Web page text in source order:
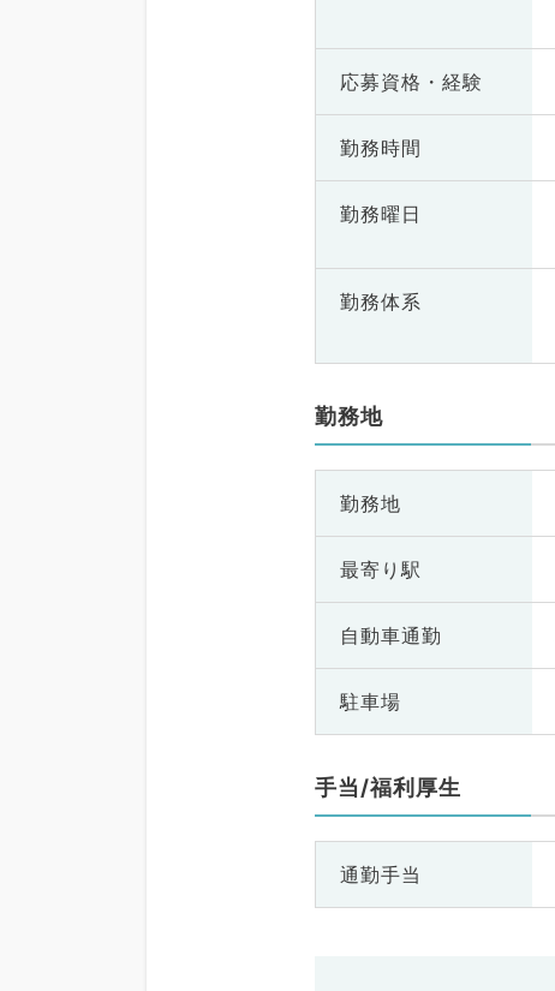
応募資格・ 経験
勤務時間
勤務曜日
勤務体系
勤務地
勤務地
最寄り駅
自動車通勤
駐車場
手当/福利厚生
通勤手当